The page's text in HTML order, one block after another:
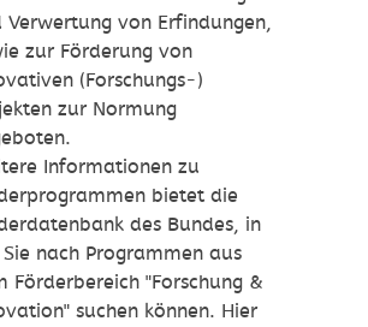
Verwertung von Erfindungen,
zur Förderung von
(Forschungs-)
zur Normung
Informationen zu
bietet die
des Bundes, in
nach Programmen aus
Förderbereich "Forschung &
suchen können. Hier